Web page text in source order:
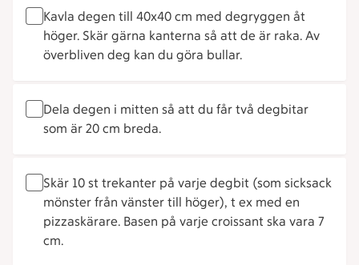
Kavla degen till 40x40 cm med degryggen åt
höger. Skär gärna kanterna så att de är raka. Av
överbliven deg kan du göra bullar.
Dela degen i mitten så att du får två degbitar
som är 20 cm breda.
Skär 10 st trekanter på varje degbit (som sicksack
mönster från vänster till höger), t ex med en
pizzaskärare. Basen på varje croissant ska vara 7
cm.